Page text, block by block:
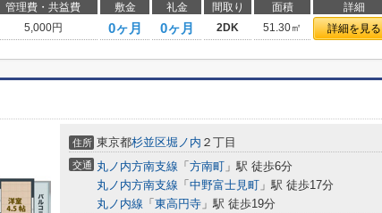
管理費・共益費 敷金 礼金 間取り 面積 詳細
5,000円 0ヶ月 0ヶ月 2DK 51.30㎡ 詳細を見る
住所 東京都杉並区堀ノ内 ２丁目
交通 丸ノ内方南支線 「 方南町 」駅 徒歩6分
丸ノ内方南支線 「 中野富士見町 」駅 徒歩17分
丸ノ内線 「 東高円寺 」駅 徒歩19分